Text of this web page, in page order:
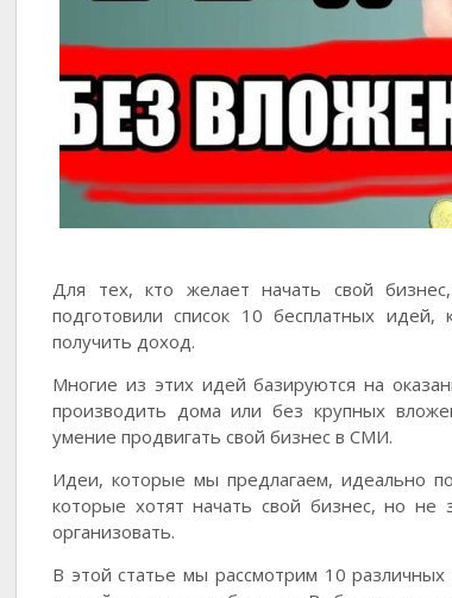
Для тех, кто желает начать свой
подготовили список 10 бесплатных
получить доход.
Многие из этих идей базируются на
производить дома или без крупных
умение продвигать свой бизнес в СМИ.
Идеи, которые мы предлагаем, идеально
которые хотят начать свой бизнес, но не
организовать.
В этой статье мы рассмотрим 10